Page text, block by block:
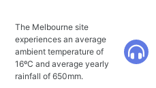
The Melbourne site
experiences an average
ambient temperature of
16ºC and average yearly
rainfall of 650mm.